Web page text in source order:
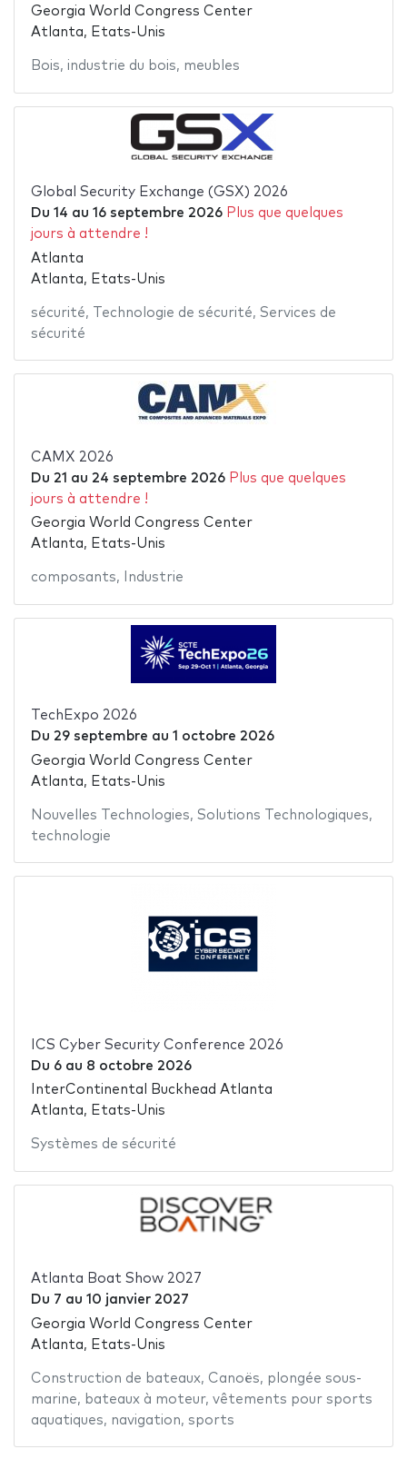
Georgia World Congress Center
Atlanta, Etats-Unis
Bois, industrie du bois, meubles
Global Security Exchange (GSX) 2026
Du 14 au 16 septembre 2026 Plus que quelques
jours à attendre !
Atlanta
Atlanta, Etats-Unis
sécurité, Technologie de sécurité, Services de
sécurité
CAMX 2026
Du 21 au 24 septembre 2026 Plus que quelques
jours à attendre !
Georgia World Congress Center
Atlanta, Etats-Unis
composants, Industrie
TechExpo 2026
Du 29 septembre au 1 octobre 2026
Georgia World Congress Center
Atlanta, Etats-Unis
Nouvelles Technologies, Solutions Technologiques,
technologie
ICS Cyber Security Conference 2026
Du 6au 8 octobre 2026
InterContinental Buckhead Atlanta
Atlanta, Etats-Unis
Systèmes de sécurité
Atlanta Boat Show 2027
Du 7 au 10 janvier 2027
Georgia World Congress Center
Atlanta, Etats-Unis
Construction de bateaux, Canoës, plongée sous-
marine, bateaux à moteur, vêtements pour sports
aquatiques, navigation, sports